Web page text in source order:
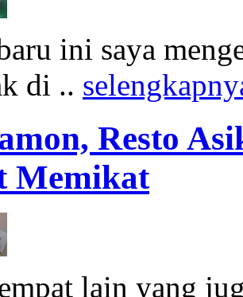
ini saya
di ..
Resto
Memikat
lain yang